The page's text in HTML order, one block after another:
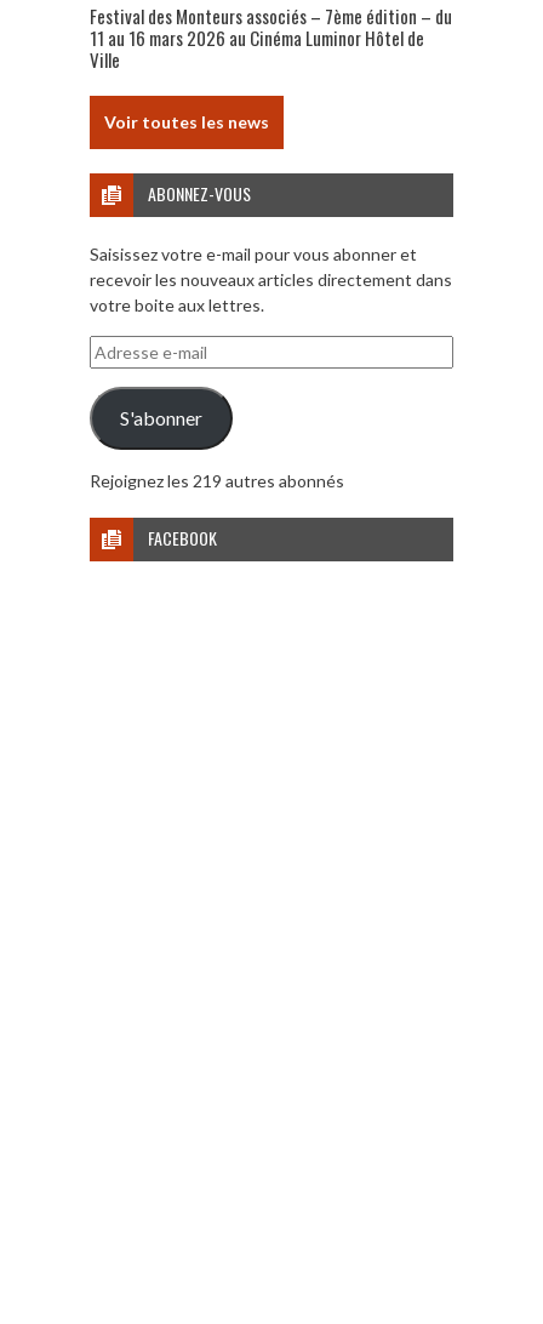
Festival des Monteurs associés – 7ème édition – du
11 au 16 mars 2026 au Cinéma Luminor Hôtel de
Ville
Voir toutes les news
ABONNEZ-VOUS
Saisissez votre e-mail pour vous abonner et
recevoir les nouveaux articles directement dans
votre boite aux lettres.
Adresse
e-
mail
S'abonner
Rejoignez les 219 autres abonnés
FACEBOOK